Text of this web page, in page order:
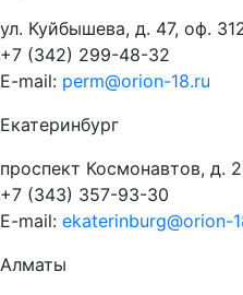
ул. Куйбышева, д. 47, оф.
+7 (342) 299-48-32
E-mail: perm@orion-18.ru
Екатеринбург
проспект Космонавтов, д.
+7 (343) 357-93-30
E-mail: ekaterinburg@orion-
Алматы